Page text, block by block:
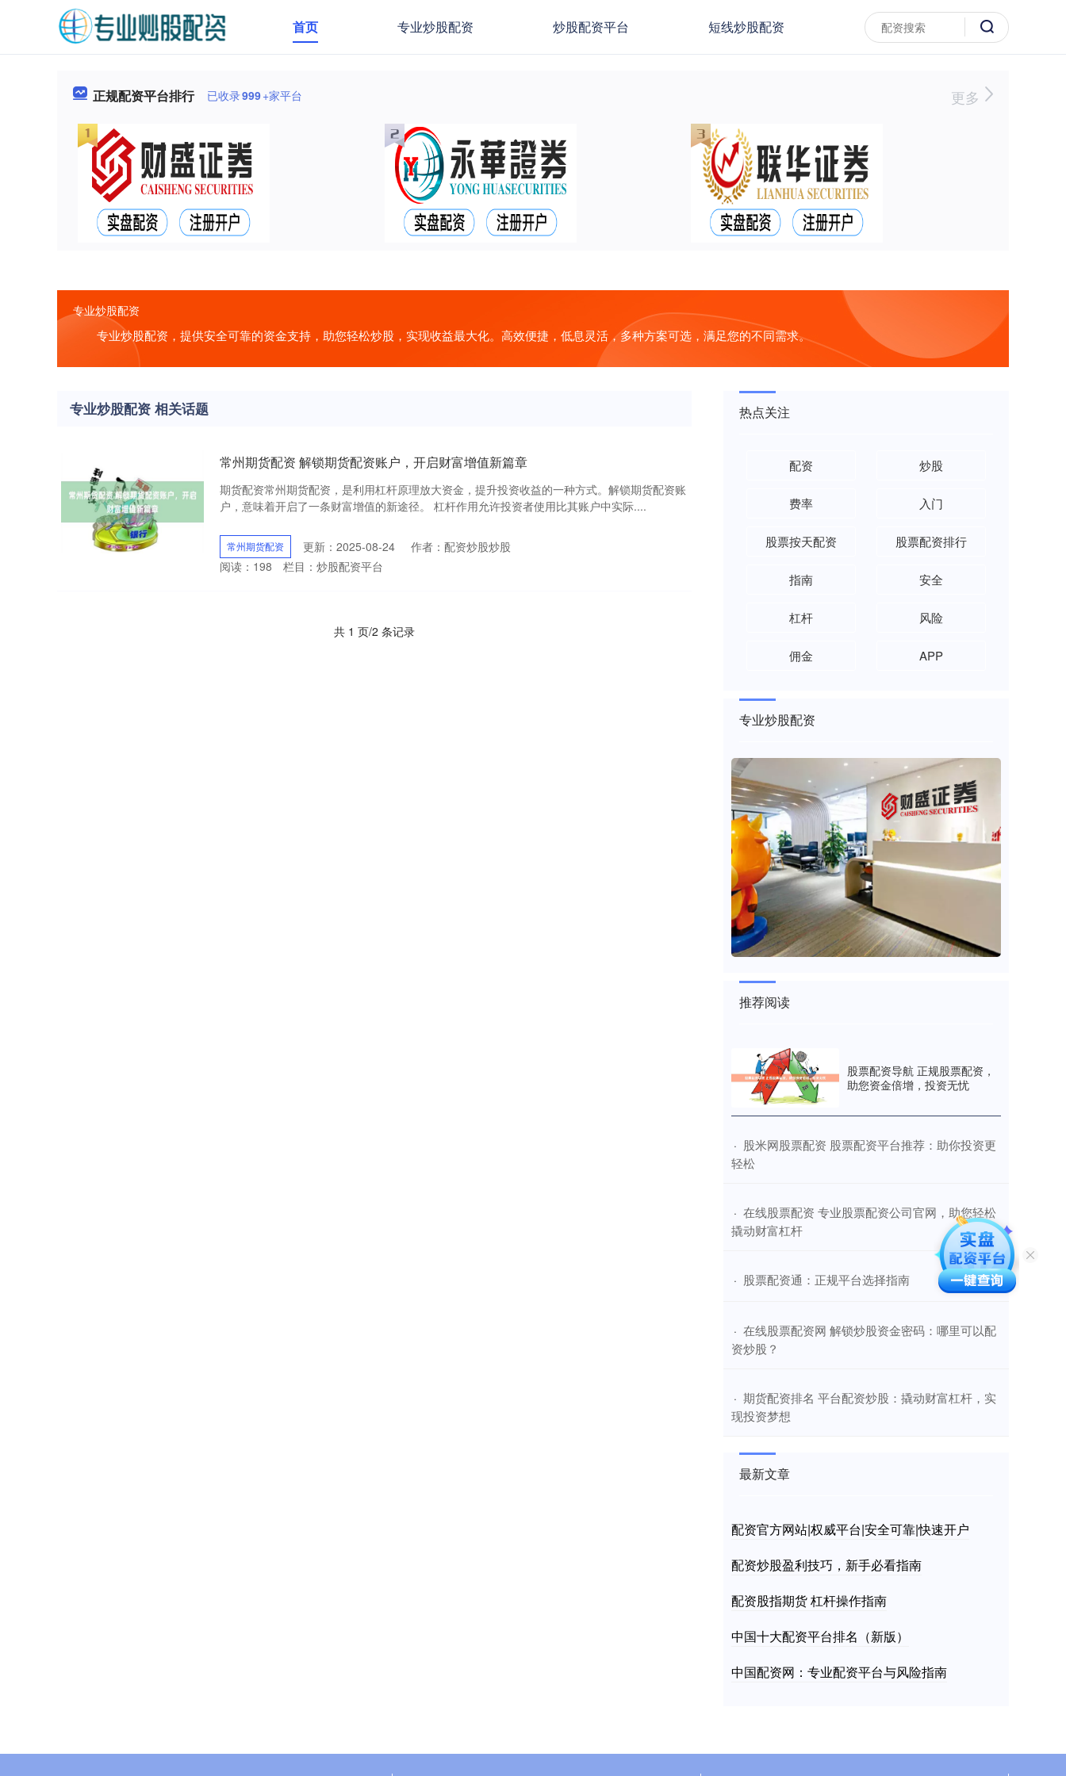
首页 专业炒股配资 炒股配资平台 短线炒股配资
正规配资平台排行 已收录999+家平台 更多
专业炒股配资
专业炒股配资，提供安全可靠的资金支持，助您轻松炒股，实现收益最大化。高效便捷，低息灵活，多种方案可选，满足您的不同需求。
专业炒股配资 相关话题
常州期货配资 解锁期货配资账户，开启财富增值新篇章
期货配资常州期货配资，是利用杠杆原理放大资金，提升投资收益的一种方式。解锁期货配资账
户，意味着开启了一条财富增值的新途径。 杠杆作用允许投资者使用比其账户中实际....
常州期货配资 更新：2025-08-24
作者：配资炒股炒股
阅读： 198 栏目： 炒股配资平台
共 1 页/2 条记录
热点关注
配资 炒股
费率 入门
股票按天配资 股票配资排行
指南 安全
杠杆 风险
佣金 APP
专业炒股配资
推荐阅读
股票配资导航 正规股票配资，
助您资金倍增，投资无忧
· ​股米网股票配资 股票配资平台推荐：助你投资更
轻松
· ​在线股票配资 专业股票配资公司官网，助您轻松
撬动财富杠杆
· ​股票配资通：正规平台选择指南
· ​在线股票配资网 解锁炒股资金密码：哪里可以配
资炒股？
· ​期货配资排名 平台配资炒股：撬动财富杠杆，实
现投资梦想
最新文章
配资官方网站|权威平台|安全可靠|快速开户
配资炒股盈利技巧，新手必看指南
配资股指期货 杠杆操作指南
中国十大配资平台排名（新版）
中国配资网：专业配资平台与风险指南